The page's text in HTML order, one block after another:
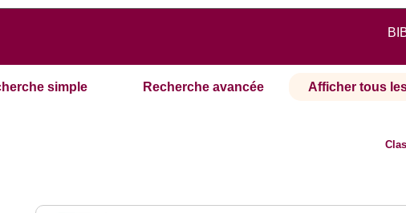
simple Recherche avancée Afficher tous